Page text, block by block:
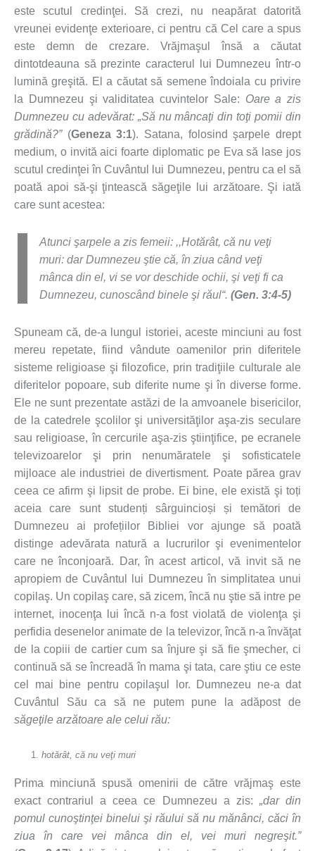
este scutul credinţei. Să crezi, nu neapărat datorită
vreunei evidenţe exterioare, ci pentru că Cel care a spus
este demn de crezare. Vrăjmaşul însă a căutat
dintotdeauna să prezinte caracterul lui Dumnezeu într-o
lumină greşită. El a căutat să semene îndoiala cu privire
la Dumnezeu şi validitatea cuvintelor Sale: Oare a zis
Dumnezeu cu adevărat: „Să nu mâncaţi din toţi pomii din
grădină?”(Geneza 3:1). Satana, folosind şarpele drept
medium, o invită aici foarte diplomatic pe Eva să lase jos
scutul credinţei în Cuvântul lui Dumnezeu, pentru ca el să
poată apoi să-şi ţintească săgeţile lui arzătoare. Şi iată
care sunt acestea:
Atunci şarpele a zis femeii: ,,Hotărât, că nu veţi
muri: dar Dumnezeu ştie că, în ziua când veţi
mânca din el, vi se vor deschide ochii, şi veţi fi ca
Dumnezeu, cunoscând binele şi răul“. (Gen. 3:4-5)
Spuneam că, de-a lungul istoriei, aceste minciuni au fost
mereu repetate, fiind vândute oamenilor prin diferitele
sisteme religioase şi filozofice, prin tradiţiile culturale ale
diferitelor popoare, sub diferite nume şi în diverse forme.
Ele ne sunt prezentate astăzi de la amvoanele bisericilor,
de la catedrele şcolilor şi universităţilor aşa-zis seculare
sau religioase, în cercurile aşa-zis ştiinţifice, pe ecranele
televizoarelor şi prin nenumăratele şi sofisticatele
mijloace ale industriei de divertisment. Poate părea grav
ceea ce afirm şi lipsit de probe. Ei bine, ele există şi toți
aceia care sunt studenți sârguincioși și temători de
Dumnezeu ai profețiilor Bibliei vor ajunge să poată
distinge adevărata natură a lucrurilor şi evenimentelor
care ne înconjoară. Dar, în acest articol, vă invit să ne
apropiem de Cuvântul lui Dumnezeu în simplitatea unui
copilaş. Un copilaş care, să zicem, încă nu ştie să intre pe
internet, inocenţa lui încă n-a fost violată de violenţa şi
perfidia desenelor animate de la televizor, încă n-a învăţat
de la copiii de cartier cum sa înjure şi să fie şmecher, ci
continuă să se încreadă în mama şi tata, care ştiu ce este
cel mai bine pentru copilaşul lor. Dumnezeu ne-a dat
Cuvântul Său ca să ne putem pune la adăpost de
săgeţile arzătoare ale celui rău:
hotărât, că nu veţi muri
Prima minciună spusă omenirii de către vrăjmaş este
exact contrariul a ceea ce Dumnezeu a zis: „dar din
pomul cunoştinţei binelui şi răului să nu mănânci, căci în
ziua în care vei mânca din el, vei muri negreşit.”